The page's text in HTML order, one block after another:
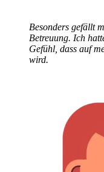
Besonders gefällt
Betreuung. Ich
Gefühl, dass auf
wird.